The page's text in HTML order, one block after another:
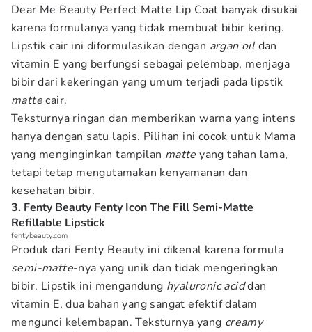
Dear Me Beauty Perfect Matte Lip Coat banyak disukai
karena formulanya yang tidak membuat bibir kering.
Lipstik cair ini diformulasikan dengan argan oildan
vitamin E yang berfungsi sebagai pelembap, menjaga
bibir dari kekeringan yang umum terjadi pada lipstik
mattecair.
Teksturnya ringan dan memberikan warna yang intens
hanya dengan satu lapis. Pilihan ini cocok untuk Mama
yang menginginkan tampilan matte yang tahan lama,
tetapi tetap mengutamakan kenyamanan dan
kesehatan bibir.
3. Fenty Beauty Fenty Icon The Fill Semi-Matte
Refillable Lipstick
fentybeauty.com
Produk dari Fenty Beauty ini dikenal karena formula
semi-matte-nya yang unik dan tidak mengeringkan
bibir. Lipstik ini mengandung hyaluronic aciddan
vitamin E, dua bahan yang sangat efektif dalam
mengunci kelembapan. Teksturnya yang creamy